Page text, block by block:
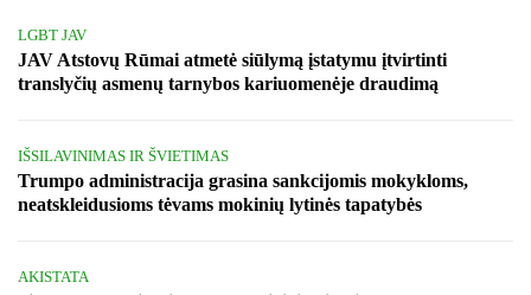
LGBT JAV
JAV Atstovų Rūmai atmetė siūlymą įstatymu įtvirtinti
translyčių asmenų tarnybos kariuomenėje draudimą
IŠSILAVINIMAS IR ŠVIETIMAS
Trumpo administracija grasina sankcijomis mokykloms,
neatskleidusioms tėvams mokinių lytinės tapatybės
AKISTATA